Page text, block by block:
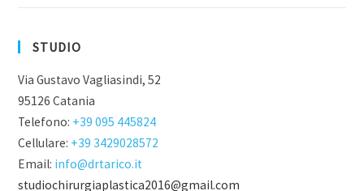
STUDIO
Via Gustavo Vagliasindi, 52
95126 Catania
Telefono: +39 095 445824
Cellulare: +39 3429028572
Email: info@drtarico.it
studiochirurgiaplastica2016@gmail.com